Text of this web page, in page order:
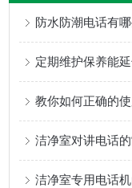
防水防潮电话有
定期维护保养能
教你如何正确的
洁净室对讲电话
洁净室专用电话